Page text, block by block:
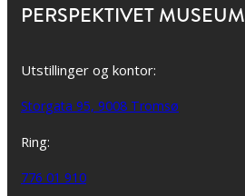
PERSPEKTIVET MUSEUM
Utstillinger og kontor:
Storgata 95, 9008 Tromsø
Ring:
776 01 910